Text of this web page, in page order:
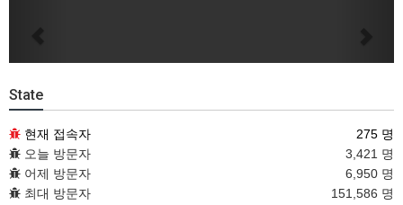
State
현재 접속자
275 명
오늘 방문자
3,421 명
어제 방문자
6,950 명
최대 방문자
151,586 명